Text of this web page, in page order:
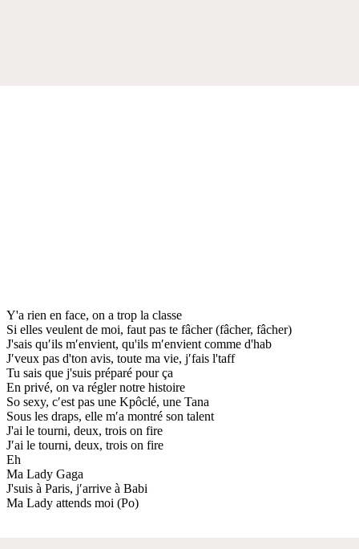
Y'a rien en face, on a trop la classe
Si elles veulent de moi, faut pas te fâcher (fâcher, fâcher)
J'sais qu′ils m′envient, qu'ils m′envient comme d'hab
J′veux pas d'ton avis, toute ma vie, j′fais l'taff
Tu sais que j'suis préparé pour ça
En privé, on va régler notre histoire
So sexy, c′est pas une Kpôclé, une Tana
Sous les draps, elle m′a montré son talent
J'ai le tourni, deux, trois on fire
J′ai le tourni, deux, trois on fire
Eh
Ma Lady Gaga
J'suis à Paris, j′arrive à Babi
Ma Lady attends moi (Po)